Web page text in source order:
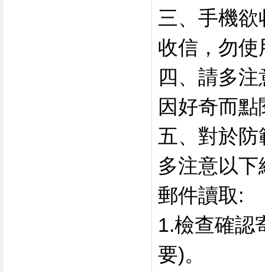
三、手機
收信，勿
四、請多
因好奇而點
五、對於
多注意以下
郵件讀取:
1.檢查確認
要)。